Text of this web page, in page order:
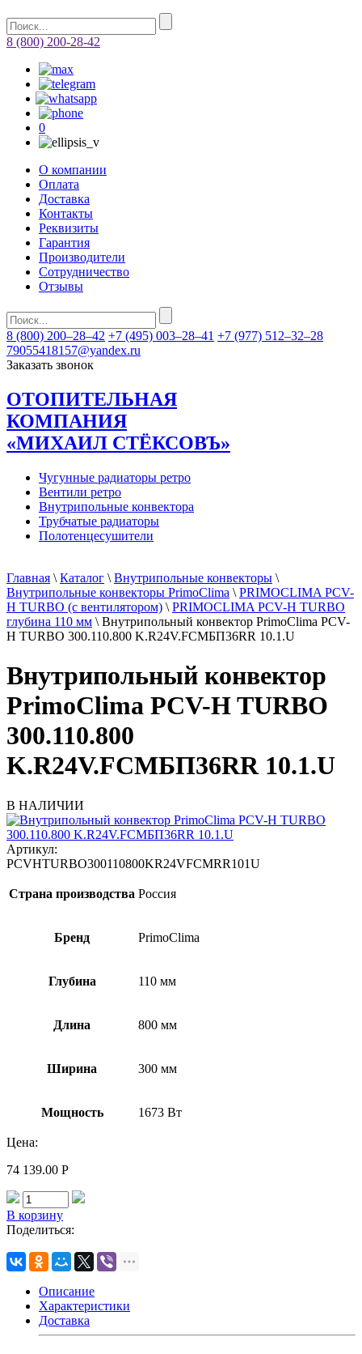
8 (800) 200-28-42
0
О компании
Оплата
Доставка
Контакты
Реквизиты
Гарантия
Производители
Сотрудничество
Отзывы
8 (800) 200–28–42 +7 (495) 003–28–41 +7 (977) 512–32–28
79055418157@yandex.ru
Заказать звонок
ОТОПИТЕЛЬНАЯ
КОМПАНИЯ
«МИХАИЛ СТЁКСОВЪ»
Чугунные радиаторы ретро
Вентили ретро
Внутрипольные конвектора
Трубчатые радиаторы
Полотенцесушители
Главная \ Каталог \ Внутрипольные конвекторы \
Внутрипольные конвекторы PrimoClima \ PRIMOCLIMA PCV-
H TURBO (c вентилятором) \ PRIMOCLIMA PCV-H TURBO
глубина 110 мм \ Внутрипольный конвектор PrimoClima PCV-
H TURBO 300.110.800 K.R24V.FCMБП36RR 10.1.U
Внутрипольный конвектор
PrimoClima PCV-H TURBO
300.110.800
K.R24V.FCMБП36RR 10.1.U
В НАЛИЧИИ
Артикул:
PCVHTURBO300110800KR24VFCMRR101U
Страна производства Россия
Бренд PrimoClima
Глубина 110 мм
Длина 800 мм
Ширина 300 мм
Мощность 1673 Вт
Цена:
74 139.00 Р
В корзину
Поделиться:
Описание
Характеристики
Доставка